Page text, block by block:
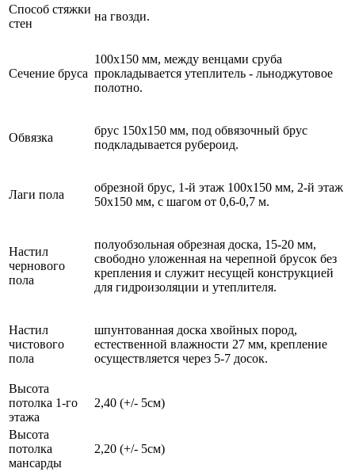
Способ стяжки
стен
на гвозди.
Сечение бруса
100х150 мм, между венцами сруба
прокладывается утеплитель - льноджутовое
полотно.
Обвязка
брус 150х150 мм, под обвязочный брус
подкладывается рубероид.
Лаги пола
обрезной брус, 1-й этаж 100х150 мм, 2-й этаж
50x150 мм, с шагом от 0,6-0,7 м.
Настил
чернового
пола
полуобзольная обрезная доска, 15-20 мм,
свободно уложенная на черепной брусок без
крепления и служит несущей конструкцией
для гидроизоляции и утеплителя.
Настил
чистового
пола
шпунтованная доска хвойных пород,
естественной влажности 27 мм, крепление
осуществляется через 5-7 досок.
Высота
потолка 1-го
этажа
2,40 (+/- 5см)
Высота
потолка
мансарды
2,20 (+/- 5см)